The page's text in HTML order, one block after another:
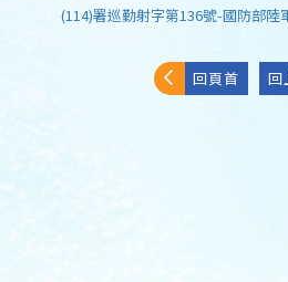
(114)署巡勤射字第136號-國防部陸
回頁首 回